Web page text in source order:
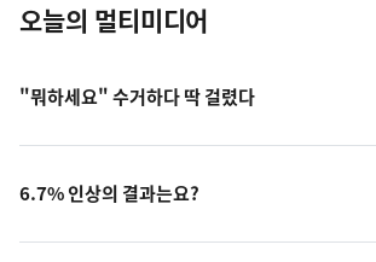
오늘의 멀티미디어
"뭐하세요" 수거하다 딱 걸렸다
6.7% 인상의 결과는요?